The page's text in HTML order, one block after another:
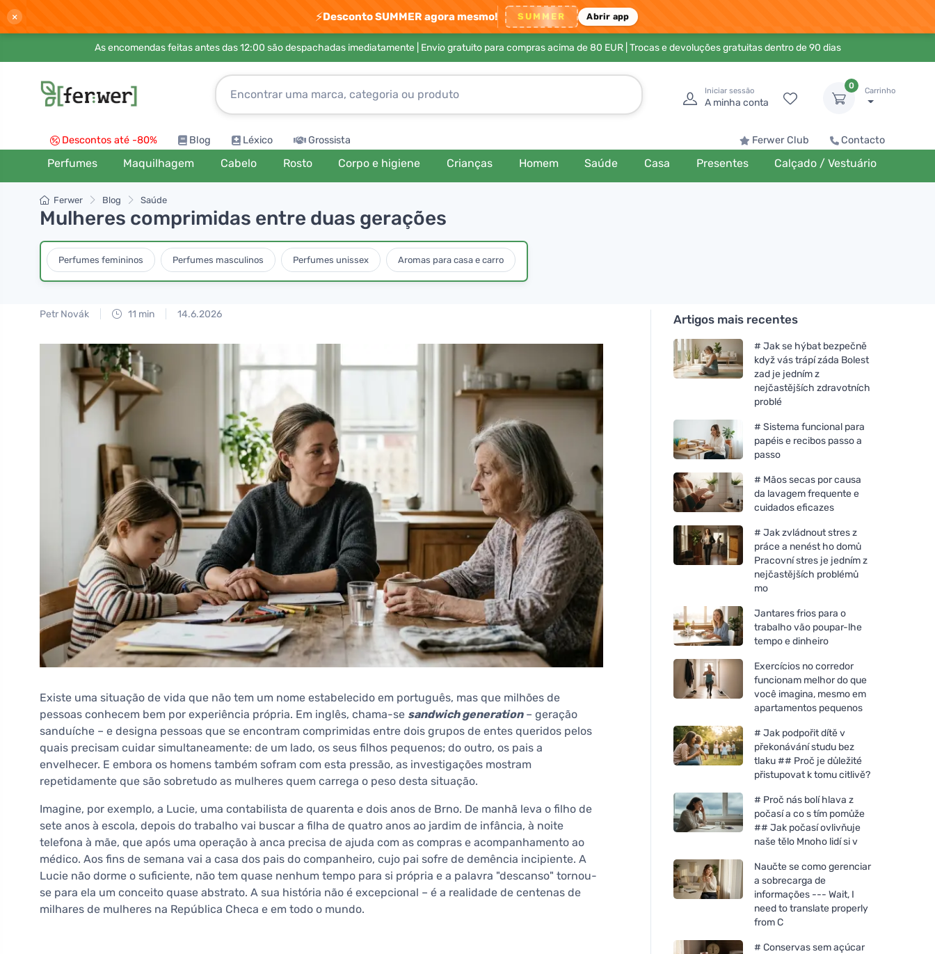
× ⚡Desconto SUMMER agora mesmo! SUMMER Abrir app
As encomendas feitas antes das 12:00 são despachadas imediatamente | Envio gratuito para compras acima de 80 EUR| Trocas e devoluções gratuitas dentro de 90 dias
Iniciar sessão
A minha conta
0
Carrinho
Descontos até -80% Blog Léxico Grossista Ferwer Club Contacto
Perfumes Maquilhagem Cabelo Rosto Corpo e higiene Crianças Homem Saúde Casa Presentes Calçado / Vestuário
Ferwer Blog Saúde
Mulheres comprimidas entre duas gerações
Perfumes femininos Perfumes masculinos Perfumes unissex Aromas para casa e carro
Petr Novák 11 min 14.6.2026
Existe uma situação de vida que não tem um nome estabelecido em português, mas que milhões de
pessoas conhecem bem por experiência própria. Em inglês, chama-se sandwich generation– geração
sanduíche – e designa pessoas que se encontram comprimidas entre dois grupos de entes queridos pelos
quais precisam cuidar simultaneamente: de um lado, os seus filhos pequenos; do outro, os pais a
envelhecer. E embora os homens também sofram com esta pressão, as investigações mostram
repetidamente que são sobretudo as mulheres quem carrega o peso desta situação.
Imagine, por exemplo, a Lucie, uma contabilista de quarenta e dois anos de Brno. De manhã leva o filho de
sete anos à escola, depois do trabalho vai buscar a filha de quatro anos ao jardim de infância, à noite
telefona à mãe, que após uma operação à anca precisa de ajuda com as compras e acompanhamento ao
médico. Aos fins de semana vai a casa dos pais do companheiro, cujo pai sofre de demência incipiente. A
Lucie não dorme o suficiente, não tem quase nenhum tempo para si própria e a palavra "descanso" tornou-
se para ela um conceito quase abstrato. A sua história não é excepcional – é a realidade de centenas de
milhares de mulheres na República Checa e em todo o mundo.
Artigos mais recentes
# Jak se hýbat bezpečně
když vás trápí záda Bolest
zad je jedním z
nejčastějších zdravotních
problé
# Sistema funcional para
papéis e recibos passo a
passo
# Mãos secas por causa
da lavagem frequente e
cuidados eficazes
# Jak zvládnout stres z
práce a nenést ho domů
Pracovní stres je jedním z
nejčastějších problémů
mo
Jantares frios para o
trabalho vão poupar-lhe
tempo e dinheiro
Exercícios no corredor
funcionam melhor do que
você imagina, mesmo em
apartamentos pequenos
# Jak podpořit dítě v
překonávání studu bez
tlaku ## Proč je důležité
přistupovat k tomu citlivě?
# Proč nás bolí hlava z
počasí a co s tím pomůže
## Jak počasí ovlivňuje
naše tělo Mnoho lidí si v
Naučte se como gerenciar
a sobrecarga de
informações --- Wait, I
need to translate properly
from C
# Conservas sem açúcar